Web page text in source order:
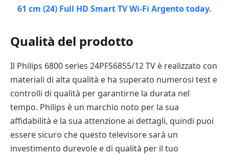
Qualità del prodotto
Il Philips 6800 series 24PFS6855/12 TV è realizzato con
materiali di alta qualità e ha superato numerosi test e
controlli di qualità per garantirne la durata nel
tempo. Philips è un marchio noto per la sua
affidabilità e la sua attenzione ai dettagli, quindi puoi
essere sicuro che questo televisore sarà un
investimento durevole e di qualità per il tuo